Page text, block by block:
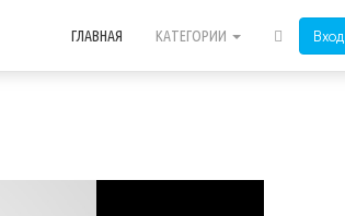
Вход
ГЛАВНАЯ КАТЕГОРИИ